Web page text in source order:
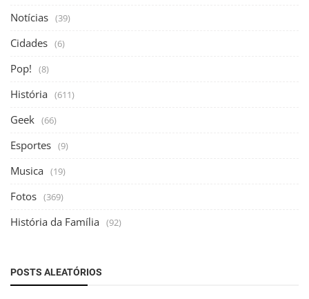
Notícias (39)
Cidades (6)
Pop! (8)
História (611)
Geek (66)
Esportes (9)
Musica (19)
Fotos (369)
História da Família (92)
POSTS ALEATÓRIOS